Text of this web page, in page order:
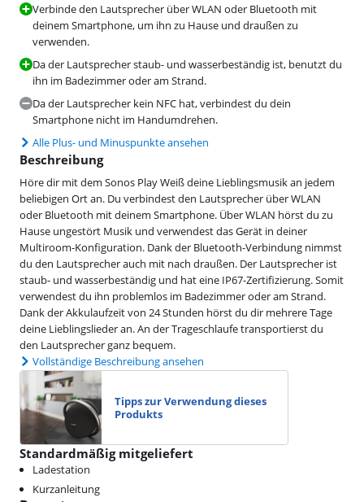
Verbinde den Lautsprecher über WLAN oder Bluetooth mit
deinem Smartphone, um ihn zu Hause und draußen zu
verwenden.
Da der Lautsprecher staub- und wasserbeständig ist, benutzt du
ihn im Badezimmer oder am Strand.
Da der Lautsprecher kein NFC hat, verbindest du dein
Smartphone nicht im Handumdrehen.
Alle Plus- und Minuspunkte ansehen
Beschreibung
Höre dir mit dem Sonos Play Weiß deine Lieblingsmusik an jedem
beliebigen Ort an. Du verbindest den Lautsprecher über WLAN
oder Bluetooth mit deinem Smartphone. Über WLAN hörst du zu
Hause ungestört Musik und verwendest das Gerät in deiner
Multiroom-Konfiguration. Dank der Bluetooth-Verbindung nimmst
du den Lautsprecher auch mit nach draußen. Der Lautsprecher ist
staub- und wasserbeständig und hat eine IP67-Zertifizierung. Somit
verwendest du ihn problemlos im Badezimmer oder am Strand.
Dank der Akkulaufzeit von 24 Stunden hörst du dir mehrere Tage
deine Lieblingslieder an. An der Trageschlaufe transportierst du
den Lautsprecher ganz bequem.
Vollständige Beschreibung ansehen
Tipps zur Verwendung dieses
Produkts
Standardmäßig mitgeliefert
Ladestation
Kurzanleitung